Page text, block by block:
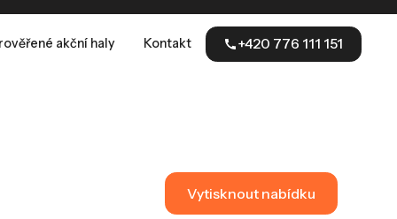
akční haly Kontakt +420 776 111 151
Vytisknout nabídku